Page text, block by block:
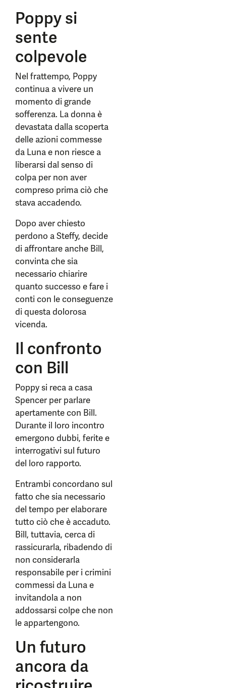
Poppy si
sente
colpevole
Nel frattempo, Poppy
continua a vivere un
momento di grande
sofferenza. La donna è
devastata dalla scoperta
delle azioni commesse
da Luna e non riesce a
liberarsi dal senso di
colpa per non aver
compreso prima ciò che
stava accadendo.
Dopo aver chiesto
perdono a Steffy, decide
di affrontare anche Bill,
convinta che sia
necessario chiarire
quanto successo e fare i
conti con le conseguenze
di questa dolorosa
vicenda.
Il confronto
con Bill
Poppy si reca a casa
Spencer per parlare
apertamente con Bill.
Durante il loro incontro
emergono dubbi, ferite e
interrogativi sul futuro
del loro rapporto.
Entrambi concordano sul
fatto che sia necessario
del tempo per elaborare
tutto ciò che è accaduto.
Bill, tuttavia, cerca di
rassicurarla, ribadendo di
non considerarla
responsabile per i crimini
commessi da Luna e
invitandola a non
addossarsi colpe che non
le appartengono.
Un futuro
ancora da